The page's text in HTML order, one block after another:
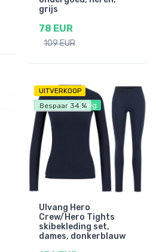
grijs
78 EUR
109 EUR
UITVERKOOP
Gratis bezorging
Bespaar 34 %
Ulvang Hero
Crew/Hero Tights
skibekleding set,
dames, donkerblauw